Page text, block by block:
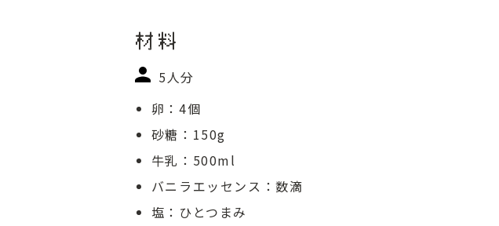
材料
5人分
卵：4個
砂糖：150g
牛乳：500ml
バニラエッセンス：数滴
塩：ひとつまみ